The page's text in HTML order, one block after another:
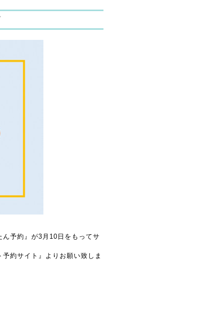
予約』が3月10日をもってサ
約サイト』よりお願い致しま